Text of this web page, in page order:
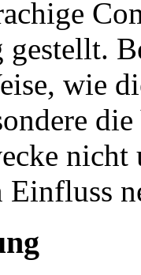
gestellt.
wie
nicht
Einfluss